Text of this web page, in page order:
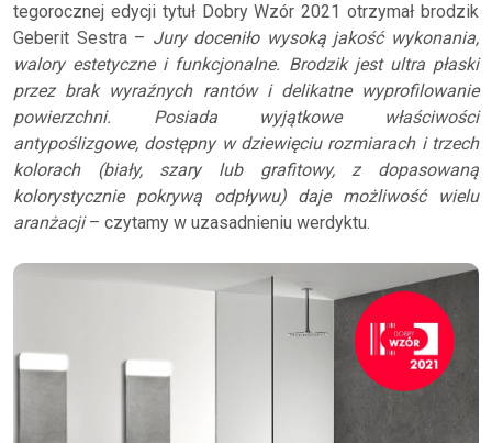
tegorocznej edycji tytuł Dobry Wzór 2021 otrzymał brodzik
Geberit Sestra – Jury doceniło wysoką jakość wykonania,
walory estetyczne i funkcjonalne. Brodzik jest ultra płaski
przez brak wyraźnych rantów i delikatne wyprofilowanie
powierzchni. Posiada wyjątkowe właściwości
antypoślizgowe, dostępny w dziewięciu rozmiarach i trzech
kolorach (biały, szary lub grafitowy, z dopasowaną
kolorystycznie pokrywą odpływu) daje możliwość wielu
aranżacji– czytamy w uzasadnieniu werdyktu.